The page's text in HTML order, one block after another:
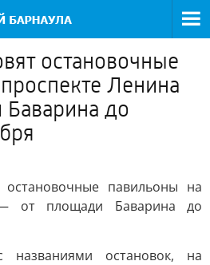
остановочные
Ленина
до
павильоны на
от площади Баварина до
остановок, на